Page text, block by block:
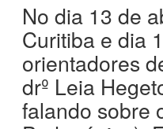
No dia 13 de
Curitiba e dia
orientadores
drº Leia
falando sobre